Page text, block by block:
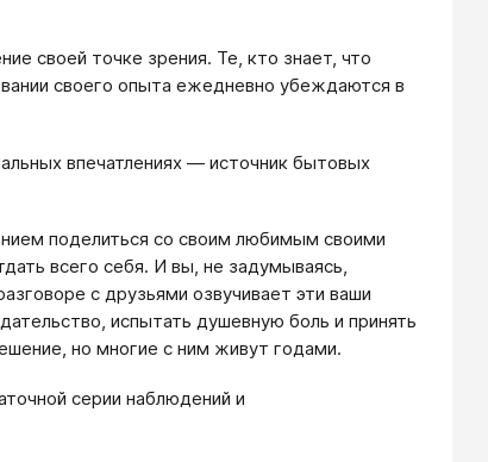
своей точке зрения. Те, кто знает, что
своего опыта ежедневно убеждаются в
впечатлениях — источник бытовых
поделиться со своим любимым своими
всего себя. И вы, не задумываясь,
с друзьями озвучивает эти ваши
испытать душевную боль и принять
но многие с ним живут годами.
серии наблюдений и